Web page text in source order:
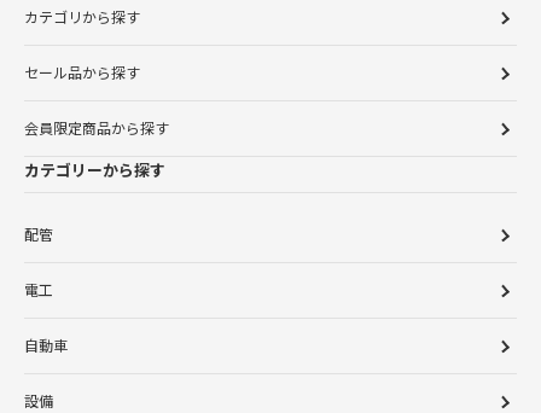
カテゴリから探す
セール品から探す
会員限定商品から探す
カテゴリーから探す
配管
電工
自動車
設備